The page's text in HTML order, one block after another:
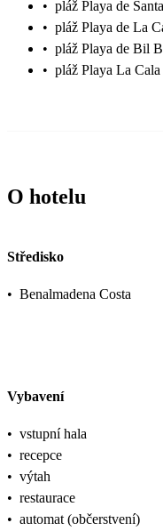
• pláž Playa de
• pláž Playa de La
• pláž Playa de Bil
• pláž Playa La
O hotelu
Středisko
• Benalmadena Costa
Vybavení
• vstupní hala
• recepce
• výtah
• restaurace
• automat (občerstvení)